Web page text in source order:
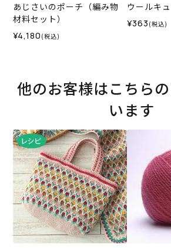
あじさいのポーチ（編み物
材料セット）
¥4,180 (税込)
ウールキ
¥363 (税込)
他のお客様はこちら
います